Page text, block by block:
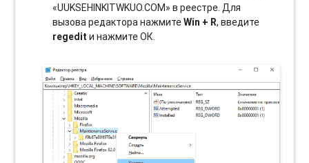
«UUKSEHINKITWKUO.COM» в реестре. Для
вызова редактора нажмитеWin + R, введите
regedit и нажмите ОК.